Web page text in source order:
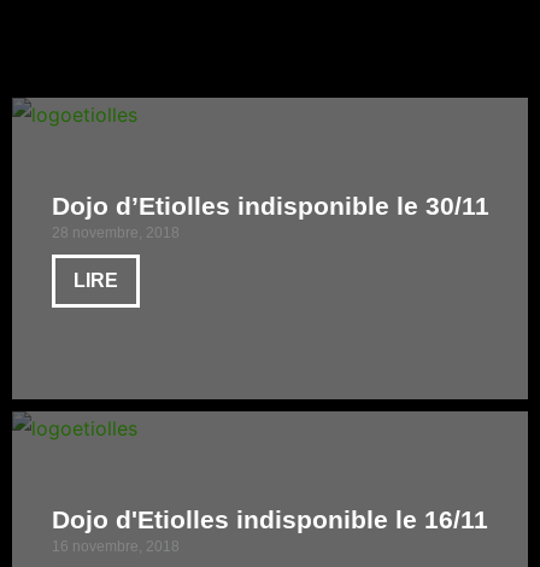
Dojo d’Etiolles indisponible le 30/11
28 novembre, 2018
LIRE
Dojo d'Etiolles indisponible le 16/11
16 novembre, 2018